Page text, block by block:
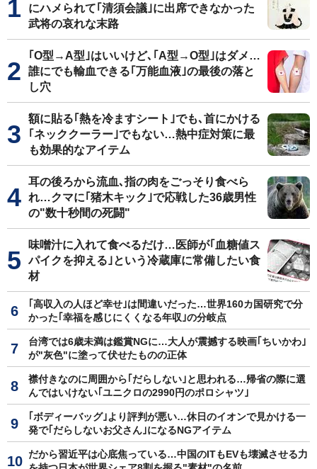
にハメられて｢清須会議｣に出席できなかった
武将の哀れな末路
｢O型→A型｣はいいけど､｢A型→O型｣はダメ…
誰にでも輸血できる｢万能血液｣の最後の落と
し穴
額に貼る｢熱を冷ますシート｣でも､首にかける
｢ネッククーラー｣でもない…熱中症対策に最
も効果的なアイテム
耳の後ろから流血､指の肉をごっそり食べら
れ…クマに｢猪木キック｣で応戦した36歳男性
の"数十秒間の死闘"
味噌汁に入れて食べるだけ…医師が｢血糖値ス
パイクを抑える｣という冷蔵庫に常備したい食
材
｢高収入の人ほど幸せ｣は間違いだった…世界160カ国研究で分
かった｢幸福を感じにくくなる年収｣の分岐点
台湾では6歳未満は鑑賞NGに…大人が震撼する映画｢ちいかわ｣
が"灰色"に塗って伏せたものの正体
襟付きなのに周囲から｢だらしない｣と思われる…帰省の際に選
んではいけない｢ユニクロの2990円のポロシャツ｣
｢ボディーバッグ｣より評判が悪い…休日のイオンで見かける一
発で｢だらしないお父さん｣になるNGアイテム
だから習近平は心底焦っている…中国のITもEVも壊滅させる力